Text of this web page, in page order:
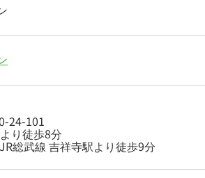
24-101
り徒歩8分
総武線 吉祥寺駅より徒歩9分